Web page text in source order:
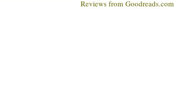
Reviews from Goodreads.com